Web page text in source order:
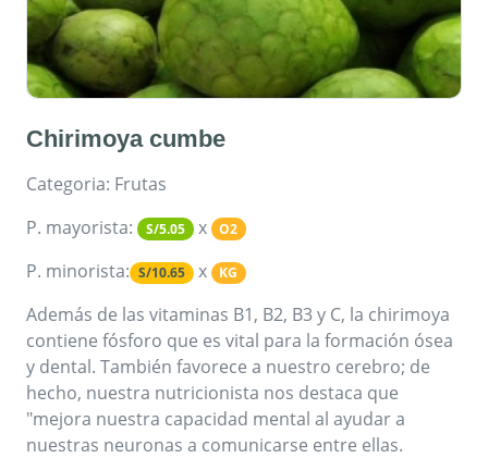
Chirimoya cumbe
Categoria: Frutas
P. mayorista:
S/5.05 x O2
P. minorista: S/10.65 x KG
Además de las vitaminas B1, B2, B3 y C, la chirimoya
contiene fósforo que es vital para la formación ósea
y dental. También favorece a nuestro cerebro; de
hecho, nuestra nutricionista nos destaca que
"mejora nuestra capacidad mental al ayudar a
nuestras neuronas a comunicarse entre ellas.